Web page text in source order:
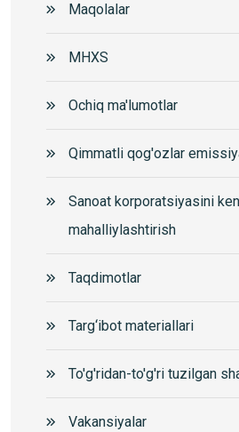
Maqolalar
MHXS
Ochiq ma'lumotlar
Qimmatli qog'ozlar
Sanoat korporatsiyasini
mahalliylashtirish
Taqdimotlar
Targ‘ibot materiallari
To'g'ridan-to'g'ri tuzilgan
Vakansiyalar